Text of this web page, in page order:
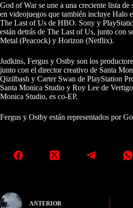
God of War se une a una creciente lista de
en videojuegos que también incluye Halo
The Last of Us de HBO. Sony y
están detrás de The Last of Us, junto con
Metal (Peacock) y Horizon (Netflix).
Judkins, Fergus y Ostby son los
junto con el director creativo de Santa
Qizilbash y Carter Swan de PlayStation
Santa Monica Studio y Roy Lee de
Monica Studio, es co-EP.
Fergus y Ostby están representados por
ANTERIOR